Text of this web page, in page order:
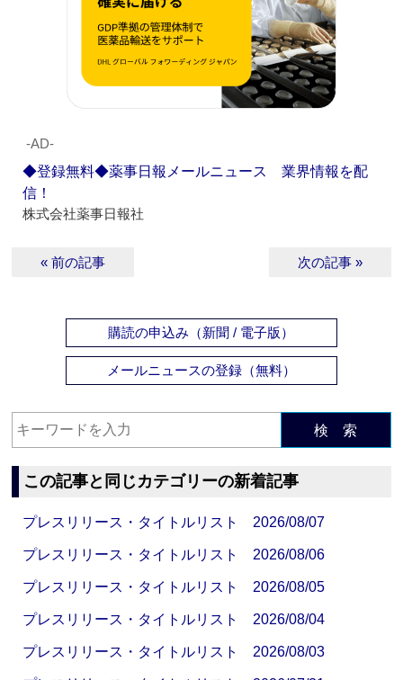
‐AD‐
◆登録無料◆薬事日報メールニュース 業界情報を配
信！
株式会社薬事日報社
« 前の記事 次の記事 »
購読の申込み（新聞 / 電子版）
メールニュースの登録（無料）
検 索
この記事と同じカテゴリーの新着記事
プレスリリース・タイトルリスト 2026/08/07
プレスリリース・タイトルリスト 2026/08/06
プレスリリース・タイトルリスト 2026/08/05
プレスリリース・タイトルリスト 2026/08/04
プレスリリース・タイトルリスト 2026/08/03